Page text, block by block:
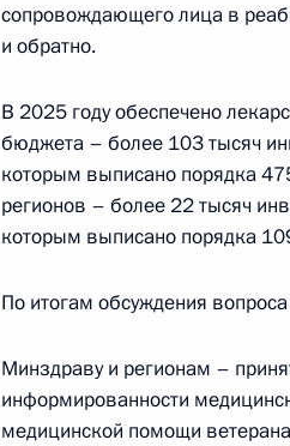
Семинар-совещание по
государственной
10 апреля 2026 года, 19:30
Заседание Комиссии по
31 марта 2026 года, 14:30
сопровождающего лица в
и обратно.
В 2025 году обеспечено
бюджета – более 103 тысяч
которым выписано порядка
регионов – более 22 тысяч
которым выписано порядка
По итогам обсуждения
Минздраву и регионам –
информированности
медицинской помощи